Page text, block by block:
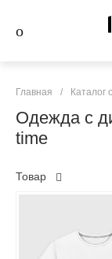
Главная / Каталог
Одежда с
time
Товар